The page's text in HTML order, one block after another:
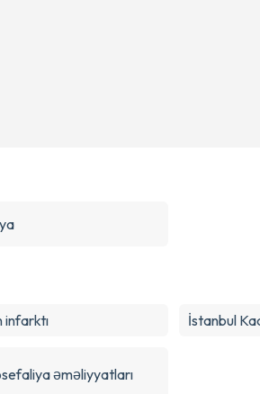
infarktı İstanbul
əməliyyatları